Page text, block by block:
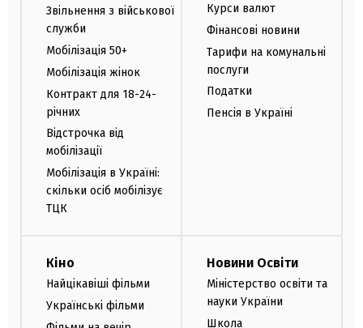
Звільнення з військової
служби
Мобілізація 50+
Мобілізація жінок
Контракт для 18-24-
річних
Відстрочка від
мобілізації
Мобілізація в Україні:
скільки осіб мобілізує
ТЦК
Курси валют
Фінансові новини
Тарифи на комунальні
послуги
Податки
Пенсія в Україні
Кіно
Найцікавіші фільми
Українські фільми
Новини Освіти
Міністерство освіти та
науки України
Школа